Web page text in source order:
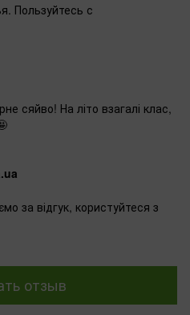
Пользуйтесь с
сяйво! На літо взагалі клас,
за відгук, користуйтеся з
отзыв